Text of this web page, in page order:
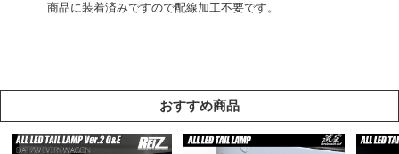
商品に装着済みですので配線加工不要です。
おすすめ商品